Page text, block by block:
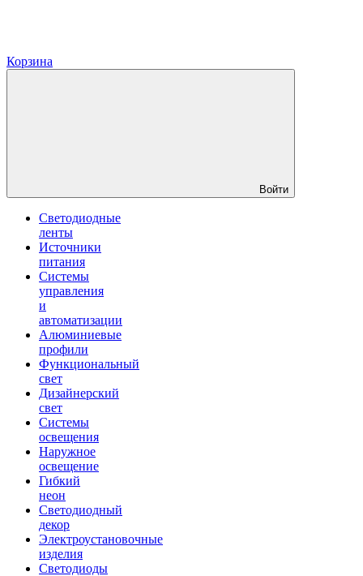
Корзина
Войти
Светодиодные
ленты
Источники
питания
Системы
управления
и
автоматизации
Алюминиевые
профили
Функциональный
свет
Дизайнерский
свет
Системы
освещения
Наружное
освещение
Гибкий
неон
Светодиодный
декор
Электроустановочные
изделия
Светодиоды